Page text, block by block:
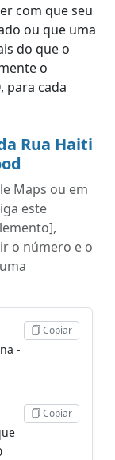
com que seu
ou que uma
do que o
o
, para cada
Rua Haiti
Maps ou em
este
o número e o
-
Copiar
Copiar